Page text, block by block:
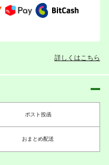
詳しくはこちら
ポスト投函
おまとめ配送